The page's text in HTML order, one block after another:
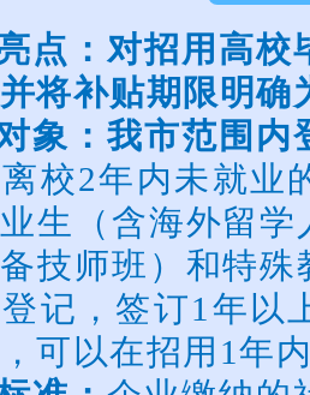
点：对招用高校
将补贴期限明确
象：我市范围内
校2年内未就业
生（含海外留
技师班）和特
记，签订1年以
可以在招用1年